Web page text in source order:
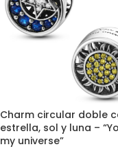
Charm circular doble
estrella, sol y luna –
my universe”